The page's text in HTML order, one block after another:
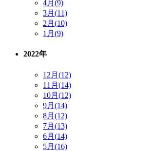
4月(9)
3月(11)
2月(10)
1月(9)
2022年
12月(12)
11月(14)
10月(12)
9月(14)
8月(12)
7月(13)
6月(14)
5月(16)